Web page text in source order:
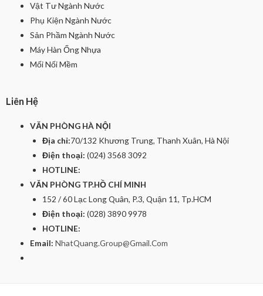
Vật Tư Ngành Nước
Phụ Kiện Ngành Nước
Sản Phầm Ngành Nước
Máy Hàn Ống Nhựa
Mối Nối Mềm
Liên Hệ
VĂN PHÒNG HÀ NỘI
Địa chỉ:70/132 Khương Trung, Thanh Xuân, Hà Nội
Điện thoại: (024) 3568 3092
HOTLINE:
VĂN PHÒNG TP.HỒ CHÍ MINH
152 / 60 Lạc Long Quân, P.3, Quận 11, Tp.HCM
Điện thoại: (028) 3890 9978
HOTLINE:
Email: NhatQuang.Group@Gmail.Com